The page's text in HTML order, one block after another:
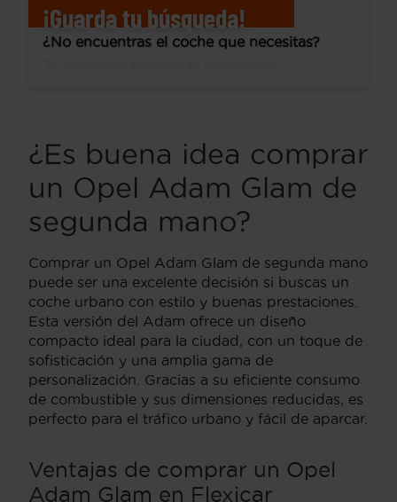
¡Guarda tu búsqueda!
¿No encuentras el coche que necesitas?
¿Es buena idea comprar
un Opel Adam Glam de
segunda mano?
Comprar un Opel Adam Glam de segunda mano
puede ser una excelente decisión si buscas un
coche urbano con estilo y buenas prestaciones.
Esta versión del Adam ofrece un diseño
compacto ideal para la ciudad, con un toque de
sofisticación y una amplia gama de
personalización. Gracias a su eficiente consumo
de combustible y sus dimensiones reducidas, es
perfecto para el tráfico urbano y fácil de aparcar.
Ventajas de comprar un Opel
Adam Glam en Flexicar